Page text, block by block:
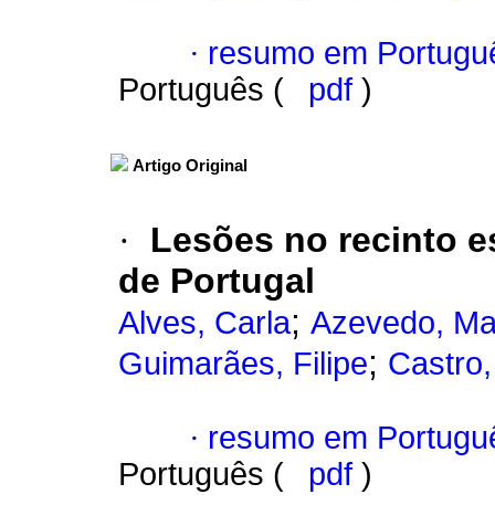
· resumo em
Português (
pdf )
Artigo Original
·
Lesões no recinto
de Portugal
Alves, Carla; Azevedo,
Guimarães, Filipe;
· resumo em
Português (
pdf )